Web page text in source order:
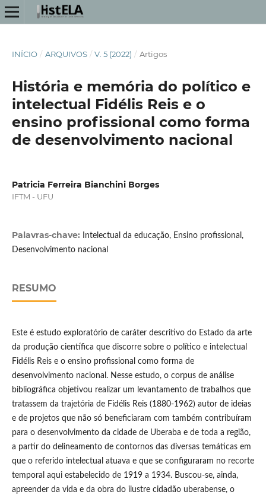
INÍCIO / ARQUIVOS / V. 5 (2022) / Artigos
História e memória do político e
intelectual Fidélis Reis e o
ensino profissional como forma
de desenvolvimento nacional
Patricia Ferreira Bianchini Borges
IFTM - UFU
Palavras-chave:
Intelectual da educação, Ensino profissional,
Desenvolvimento nacional
RESUMO
Este é estudo exploratório de caráter descritivo do Estado da arte
da produção científica que discorre sobre o político e intelectual
Fidélis Reis e o ensino profissional como forma de
desenvolvimento nacional. Nesse estudo, o corpus de análise
bibliográfica objetivou realizar um levantamento de trabalhos que
tratassem da trajetória de Fidélis Reis (1880-1962) autor de ideias
e de projetos que não só beneficiaram com também contribuíram
para o desenvolvimento da cidade de Uberaba e de toda a região,
a partir do delineamento de contornos das diversas temáticas em
que o referido intelectual atuava e que se configuraram no recorte
temporal aqui estabelecido de 1919 a 1934. Buscou-se, ainda,
apreender da vida e da obra do ilustre cidadão uberabense, o